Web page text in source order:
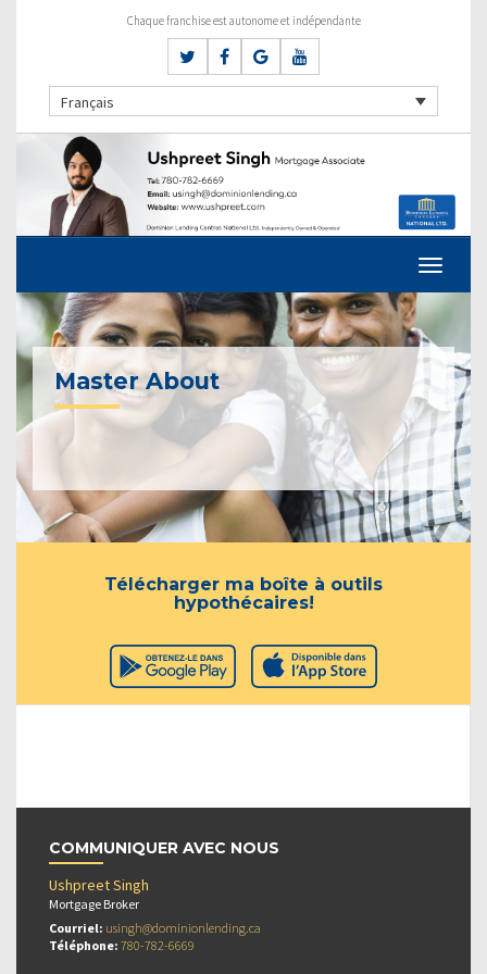
Chaque franchise est autonome et indépendante
Français
Master About
Télécharger ma boîte à outils
hypothécaires!
COMMUNIQUER AVEC NOUS
Ushpreet Singh
Mortgage Broker
Courriel: usingh@dominionlending.ca
Téléphone: 780-782-6669